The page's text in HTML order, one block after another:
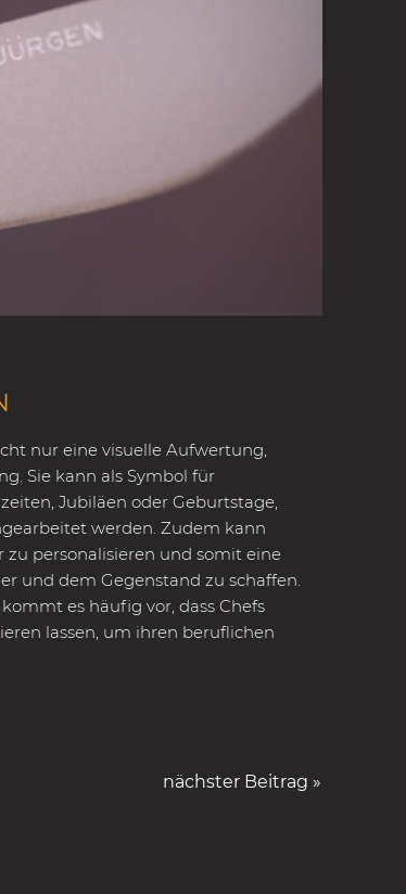
nur eine visuelle Aufwertung,
Sie kann als Symbol für
Jubiläen oder Geburtstage,
werden. Zudem kann
zu personalisieren und somit eine
und dem Gegenstand zu schaffen.
es häufig vor, dass Chefs
lassen, um ihren beruflichen
nächster Beitrag »